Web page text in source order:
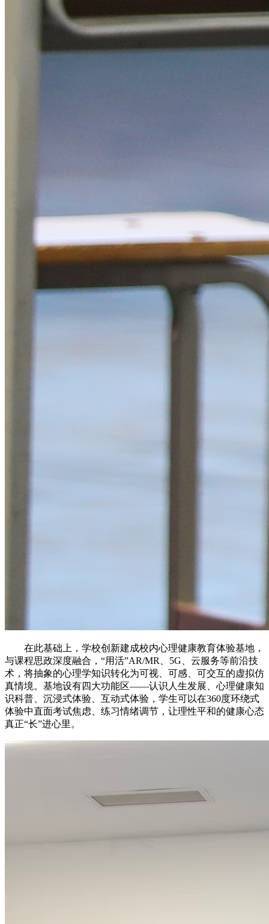
在此基础上，学校创新建成校内心理健康教育体验基地，
与课程思政深度融合，“用活”AR/MR、5G、云服务等前沿技
术，将抽象的心理学知识转化为可视、可感、可交互的虚拟仿
真情境。基地设有四大功能区——认识人生发展、心理健康知
识科普、沉浸式体验、互动式体验，学生可以在360度环绕式
体验中直面考试焦虑、练习情绪调节，让理性平和的健康心态
真正“长”进心里。